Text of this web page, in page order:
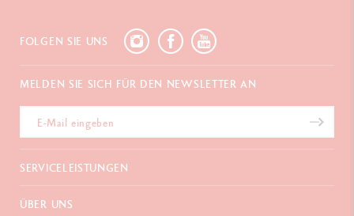
FOLGEN SIE UNS
MELDEN SIE SICH FÜR DEN NEWSLETTER AN
SERVICELEISTUNGEN
E-Geschenkgutschein
ÜBER UNS